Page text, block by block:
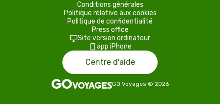
Conditions générales
Politique relative aux cookies
Politique de confidentialité
Press office
Site version ordinateur
app iPhone
Centre d'aide
GO Voyages © 2026